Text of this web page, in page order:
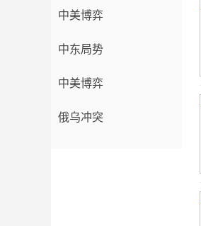
中美博弈
中东局势
中美博弈
俄乌冲突